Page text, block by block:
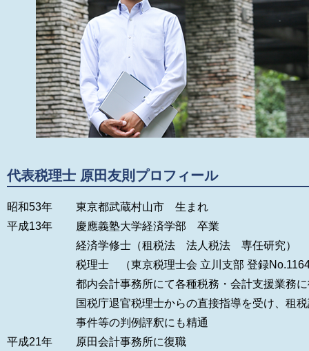
代表税理士 原田友則プロフィール
昭和53年
東京都武蔵村山市 生まれ
平成13年
慶應義塾大学経済学部 卒業
経済学修士（租税法 法人税法 専任研究）
税理士 （東京税理士会 立川支部 登録
都内会計事務所にて各種税務・会計支援業務
国税庁退官税理士からの直接指導を受け、租
事件等の判例評釈にも精通
平成21年
原田会計事務所に復職